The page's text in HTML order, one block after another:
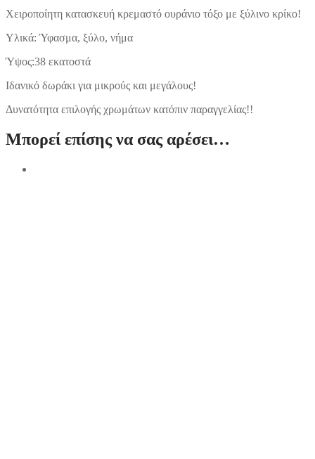
Χειροποίητη κατασκευή κρεμαστό ουράνιο τόξο με ξύλινο κρίκο!
Υλικά: Ύφασμα, ξύλο, νήμα
Ύψος:38 εκατοστά
Ιδανικό δωράκι για μικρούς και μεγάλους!
Δυνατότητα επιλογής χρωμάτων κατόπιν παραγγελίας!!
Μπορεί επίσης να σας αρέσει…